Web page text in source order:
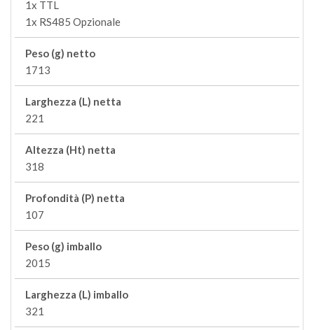
1x TTL
1x RS485 Opzionale
Peso (g) netto
1713
Larghezza (L) netta
221
Altezza (Ht) netta
318
Profondità (P) netta
107
Peso (g) imballo
2015
Larghezza (L) imballo
321